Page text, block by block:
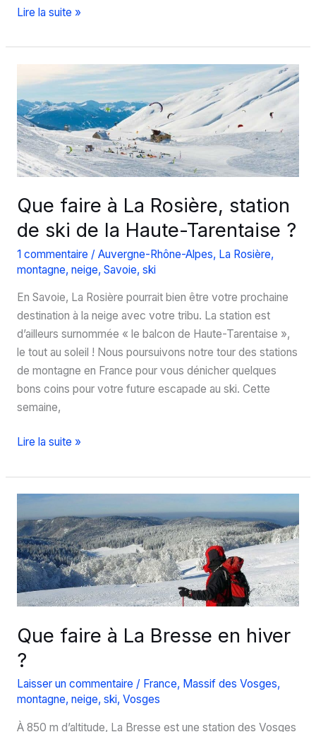
Finlande
que
faire
en
Laponie
?
Lire la suite »
Que faire à La Rosière, station
de ski de la Haute-Tarentaise ?
1 commentaire / Auvergne-Rhône-Alpes, La Rosière,
montagne, neige, Savoie, ski
En Savoie, La Rosière pourrait bien être votre prochaine
destination à la neige avec votre tribu. La station est
d’ailleurs surnommée « le balcon de Haute-Tarentaise »,
le tout au soleil ! Nous poursuivons notre tour des stations
de montagne en France pour vous dénicher quelques
bons coins pour votre future escapade au ski. Cette
semaine,
Que
à
La
Rosière,
station
de
ski
de
la
Tarentaise
?
Lire la suite »
Que faire à La Bresse en hiver
?
Laisser un commentaire / France, Massif des Vosges,
montagne, neige, ski, Vosges
À 850 m d’altitude, La Bresse est une station des Vosges